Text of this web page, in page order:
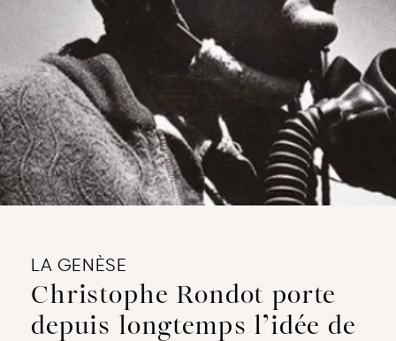
LA GENÈSE
Christophe Rondot porte
depuis longtemps l’idée de